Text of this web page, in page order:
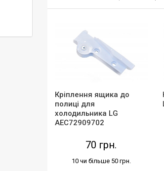
Кріплення ящика до
полиці для
холодильника LG
AEC72909702
70 грн.
10 чи більше 50 грн.